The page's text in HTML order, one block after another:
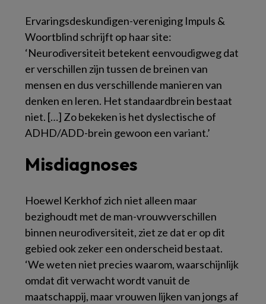
Ervaringsdeskundigen-vereniging Impuls &
Woortblind schrijft op haar site:
‘Neurodiversiteit betekent eenvoudigweg dat
er verschillen zijn tussen de breinen van
mensen en dus verschillende manieren van
denken en leren. Het standaardbrein bestaat
niet. […] Zo bekeken is het dyslectische of
ADHD/ADD-brein gewoon een variant.’
Misdiagnoses
Hoewel Kerkhof zich niet alleen maar
bezighoudt met de man-vrouwverschillen
binnen neurodiversiteit, ziet ze dat er op dit
gebied ook zeker een onderscheid bestaat.
‘We weten niet precies waarom, waarschijnlijk
omdat dit verwacht wordt vanuit de
maatschappij, maar vrouwen lijken van jongs af